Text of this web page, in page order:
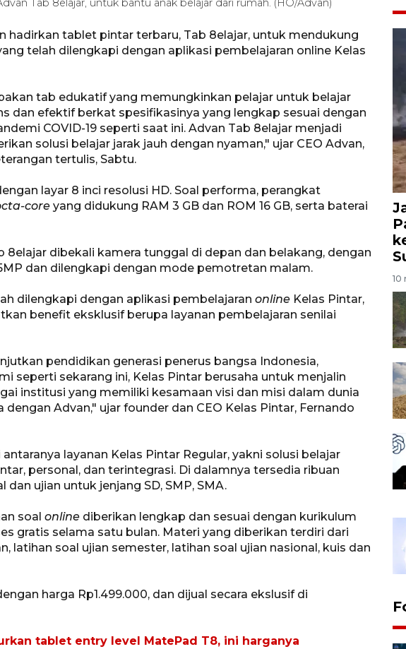
Tab 8elajar, untuk bantu anak belajar dari rumah. (HO/Advan)
hadirkan tablet pintar terbaru, Tab 8elajar, untuk mendukung
telah dilengkapi dengan aplikasi pembelajaran online Kelas
tab edukatif yang memungkinkan pelajar untuk belajar
dan efektif berkat spesifikasinya yang lengkap sesuai dengan
COVID-19 seperti saat ini. Advan Tab 8elajar menjadi
solusi belajar jarak jauh dengan nyaman," ujar CEO Advan,
tertulis, Sabtu.
layar 8 inci resolusi HD. Soal performa, perangkat
core yang didukung RAM 3 GB dan ROM 16 GB, serta baterai
8elajar dibekali kamera tunggal di depan dan belakang, dengan
dan dilengkapi dengan mode pemotretan malam.
dilengkapi dengan aplikasi pembelajaran online Kelas Pintar,
benefit eksklusif berupa layanan pembelajaran senilai
pendidikan generasi penerus bangsa Indonesia,
seperti sekarang ini, Kelas Pintar berusaha untuk menjalin
institusi yang memiliki kesamaan visi dan misi dalam dunia
dengan Advan," ujar founder dan CEO Kelas Pintar, Fernando
layanan Kelas Pintar Regular, yakni solusi belajar
personal, dan terintegrasi. Di dalamnya tersedia ribuan
dan ujian untuk jenjang SD, SMP, SMA.
soal online diberikan lengkap dan sesuai dengan kurikulum
gratis selama satu bulan. Materi yang diberikan terdiri dari
latihan soal ujian semester, latihan soal ujian nasional, kuis dan
harga Rp1.499.000, dan dijual secara ekslusif di
tablet entry level MatePad T8, ini harganya
10